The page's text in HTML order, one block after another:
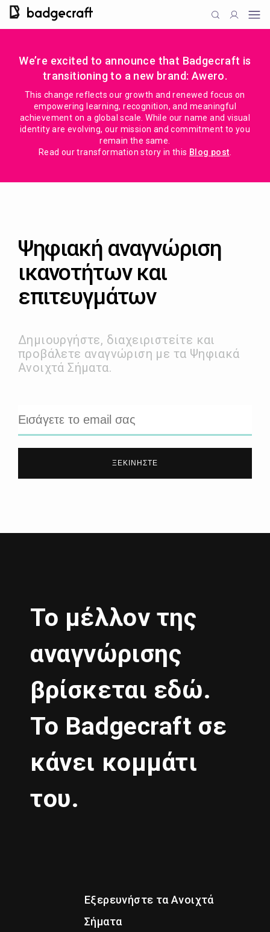
We’re excited to announce that Badgecraft is
transitioning to a new brand: Awero.
This change reflects our growth and renewed focus on
empowering learning, recognition, and meaningful
achievement on a global scale. While our name and visual
identity are evolving, our mission and commitment to you
remain the same.
Read our transformation story in this Blog post
Ψηφιακή αναγνώριση
ικανοτήτων και
επιτευγμάτων
Δημιουργήστε, διαχειριστείτε και
προβάλετε αναγνώριση με τα Ψηφιακά
Ανοιχτά Σήματα.
ΞΕΚΙΝΉΣΤΕ
Το μέλλον της
αναγνώρισης
βρίσκεται εδώ.
Το Badgecraft σε
κάνει κομμάτι
του.
Εξερευνήστε τα Ανοιχτά
Σήματα